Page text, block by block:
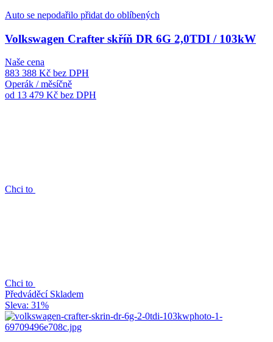
Auto se nepodařilo přidat do oblíbených
Volkswagen Crafter skříň DR 6G 2,0TDI / 103kW
Naše cena
883 388 Kč bez DPH
Operák / měsíčně
od 13 479 Kč bez DPH
Chci to
Chci to
Předváděcí Skladem
Sleva: 31%